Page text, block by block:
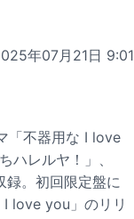
年07月21日 9:01
「不器用な I love
ハレルヤ！」、
録。初回限定盤に
love you」のリリ